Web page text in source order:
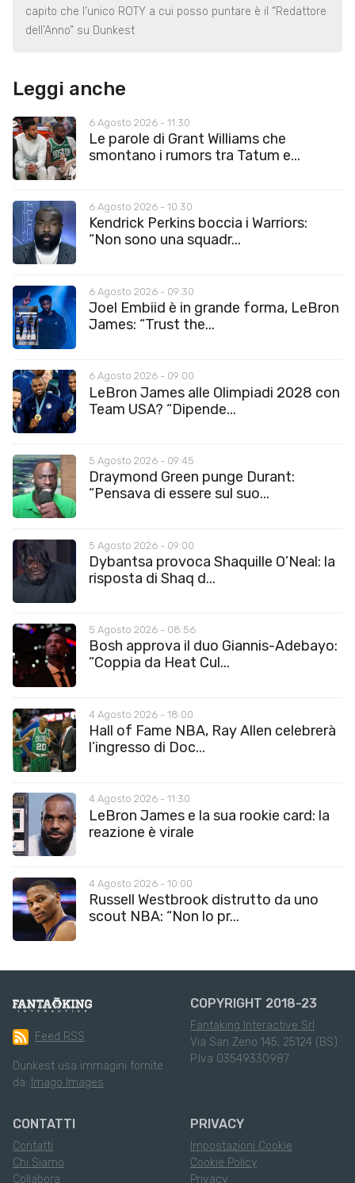
capito che l’unico ROTY a cui posso puntare è il “Redattore
dell’Anno” su Dunkest
Leggi anche
6 Agosto 2026 - 11:30
Le parole di Grant Williams che
smontano i rumors tra Tatum e...
6 Agosto 2026 - 10:30
Kendrick Perkins boccia i Warriors:
“Non sono una squadr...
6 Agosto 2026 - 09:30
Joel Embiid è in grande forma, LeBron
James: “Trust the...
6 Agosto 2026 - 09:00
LeBron James alle Olimpiadi 2028 con
Team USA? “Dipende...
5 Agosto 2026 - 09:45
Draymond Green punge Durant:
“Pensava di essere sul suo...
5 Agosto 2026 - 09:00
Dybantsa provoca Shaquille O’Neal: la
risposta di Shaq d...
5 Agosto 2026 - 08:56
Bosh approva il duo Giannis-Adebayo:
“Coppia da Heat Cul...
4 Agosto 2026 - 18:00
Hall of Fame NBA, Ray Allen celebrerà
l’ingresso di Doc...
4 Agosto 2026 - 11:30
LeBron James e la sua rookie card: la
reazione è virale
4 Agosto 2026 - 10:00
Russell Westbrook distrutto da uno
scout NBA: “Non lo pr...
Feed RSS
Dunkest usa immagini fornite
da: Imago Images
COPYRIGHT 2018-23
Fantaking Interactive Srl
Via San Zeno 145, 25124 (BS)
P.Iva 03549330987
CONTATTI
Contatti
Chi Siamo
Collabora
PRIVACY
Impostazioni Cookie
Cookie Policy
Privacy